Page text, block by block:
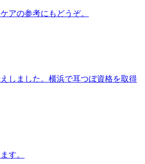
アの参考にもどうぞ。
しました。横浜で耳つぼ資格を取得
す。